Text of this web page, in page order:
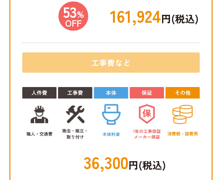
53%
OFF 161,924円(税込)
工事費など
36,300円(税込)